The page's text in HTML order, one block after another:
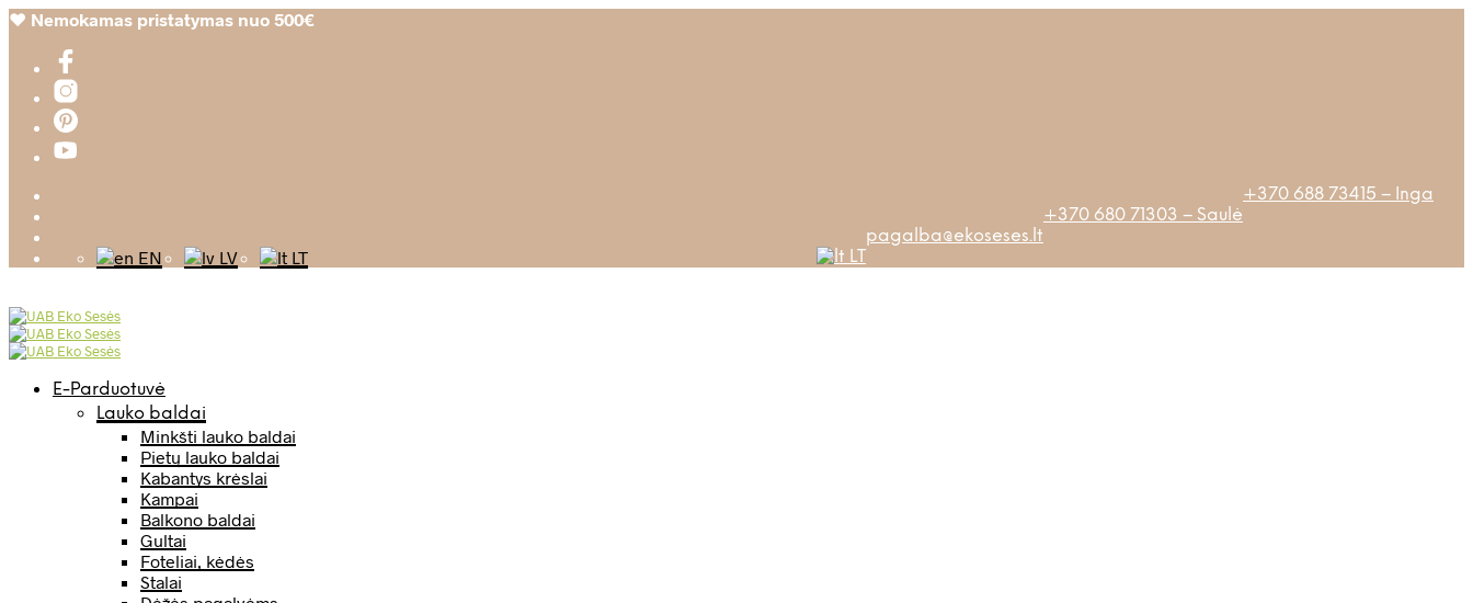
❤️ Nemokamas pristatymas nuo 500€
+370 688 73415 – Inga
+370 680 71303 – Saulė
pagalba@ekoseses.lt
LT
EN LV LT
E-Parduotuvė
Lauko baldai
Minkšti lauko baldai
Pietų lauko baldai
Kabantys krėslai
Kampai
Balkono baldai
Gultai
Foteliai, kėdės
Stalai